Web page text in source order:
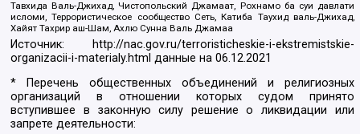
Тавхида Валь-Джихад, Чистопольский Джамаат, Рохнамо ба суи давлати
исломи, Террористическое сообщество Сеть, Катиба Таухид валь-Джихад,
Хайят Тахрир аш-Шам, Ахлю Сунна Валь Джамаа
Источник:
http://nac.gov.ru/terroristicheskie-i-ekstremistskie-
organizacii-i-materialy.html данные на06.12.2021
* Перечень общественных объединений и религиозных
организаций в отношении которых судом принято
вступившее в законную силу решение о ликвидации или
запрете деятельности: